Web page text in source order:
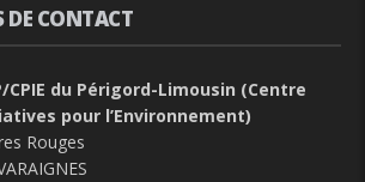
DE CONTACT
CPIE du Périgord-Limousin (Centre
pour l’Environnement)
Rouges